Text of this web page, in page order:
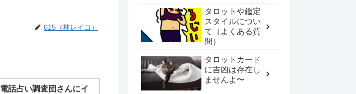
015（林レイコ）
電話占い調査団さんにイ
タロットや鑑定
スタイルについ
て（よくある質
問）
タロットカード
に吉凶は存在し
ませんよ〜